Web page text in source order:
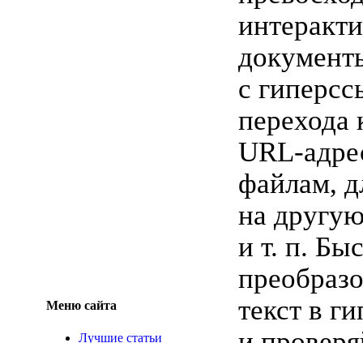
Меню сайта
Лучшие статьи
с
URL-
файлам,
на
и т. п.
текст в